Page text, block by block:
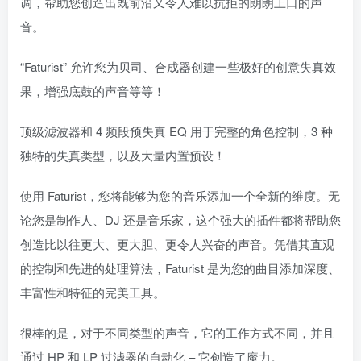
音。
“Faturist” 允许您为贝司、合成器创建一些极好的创意失真效
果，增强底鼓的声音等等！
顶级滤波器和 4 频段预失真 EQ 用于完整的角色控制，3 种
独特的失真类型，以及大量内置预设！
使用 Faturist，您将能够为您的音乐添加一个全新的维度。无
论您是制作人、DJ 还是音乐家，这个强大的插件都将帮助您
创造比以往更大、更大胆、更令人兴奋的声音。凭借其直观
的控制和先进的处理算法，Faturist 是为您的曲目添加深度、
丰富性和特征的完美工具。
很棒的是，对于不同类型的声音，它的工作方式不同，并且
通过 HP 和 LP 过滤器的自动化 – 它创造了魔力。